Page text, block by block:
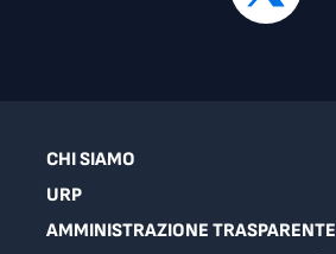
CHI SIAMO
URP
AMMINISTRAZIONE TRASPARENTE